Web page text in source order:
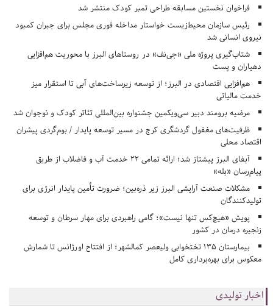
فراخوان نخستین مسابقه طراحی تمبر کودک منتشر شد
رئیس سازمان محیط‌زیست خواستار مداخله فوری مجلس برای جبران کمبود
نیروی انسانی شد
شتاب‌گیری پروژه ملی «جی‌نف» در روستاهای البرز با محوریت هم‌افزایی
دهیاران و پست
هم‌افزایی اقتصادی در البرز؛ از توسعه زیرساخت‌های آبی تا استقرار میز
خدمت مالیاتی
مرضیه برومند دبیر سی‌ویکمین جشنواره بین‌المللی تئاتر کودک و نوجوان شد
ظرفیت‌های مغفول گردشگری کرج در مسیر توسعه پایدار / بوم‌گردی پیشران
اقتصاد محلی
آبفای البرز پیشتاز شد؛ ارائه تمامی ۲۲ خدمت آب و فاضلاب از طریق
پیام‌رسان «بله»
مشکلات صنعت آرایشی البرز زیر ذره‌بین؛ ضرورت تأمین پایدار انرژی برای
تولیدکنندگان
پویش «هیچ‌کس تنها نیست»؛ گامی راهبردی برای مهار سرطان و توسعه
زنجیره درمان در کشور
بیمارستان ۱۳۵ تختخوابی ولیعصر کمالشهر؛ از افتتاح اورژانس تا شمارش
معکوس برای بهره‌برداری کامل
اخبار تولیدی